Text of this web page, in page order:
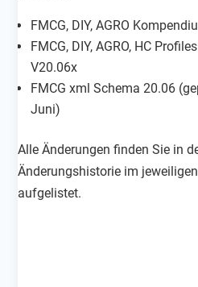
FMCG, DIY, AGRO
FMCG, DIY, AGRO, HC
V20.06x
FMCG xml Schema 20.06
Juni)
Alle Änderungen finden Sie in
Änderungshistorie im
aufgelistet.